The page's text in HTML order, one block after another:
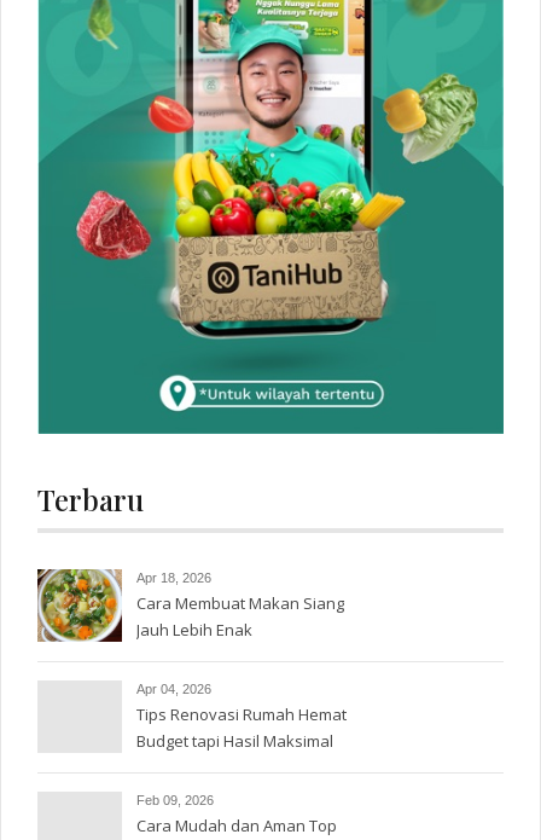
Terbaru
Apr 18, 2026
Cara Membuat Makan Siang
Jauh Lebih Enak
Apr 04, 2026
Tips Renovasi Rumah Hemat
Budget tapi Hasil Maksimal
Feb 09, 2026
Cara Mudah dan Aman Top